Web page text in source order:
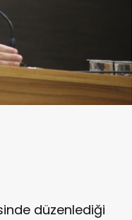
düzenlediği